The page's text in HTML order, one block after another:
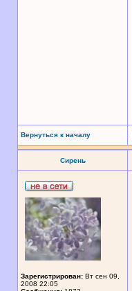
Вернуться к началу
Сирень
Зарегистрирован: Вт сен 09,
2008 22:05